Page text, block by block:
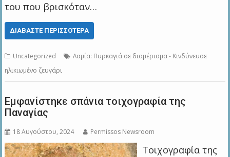
του που βρισκόταν…
ΔΙΑΒΆΣΤΕ ΠΕΡΙΣΣΌΤΕΡΑ
Uncategorized
Λαμία: Πυρκαγιά σε διαμέρισμα - Κινδύνευσε
ηλικιωμένο ζευγάρι
Εμφανίστηκε σπάνια τοιχογραφία της
Παναγίας
18 Αυγούστου, 2024 Permissos Newsroom
Τοιχογραφία της